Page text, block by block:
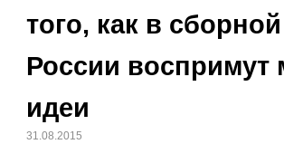
того, как в сборной
России воспримут
идеи
31.08.2015